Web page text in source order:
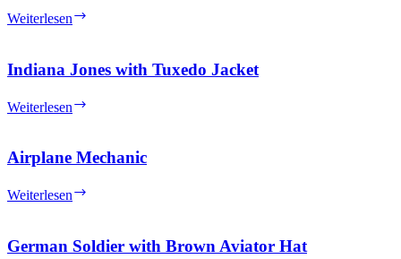
Weiterlesen
Indiana Jones with Tuxedo Jacket
Weiterlesen
Tuxedo
Jacket
Airplane Mechanic
Weiterlesen
German Soldier with Brown Aviator Hat